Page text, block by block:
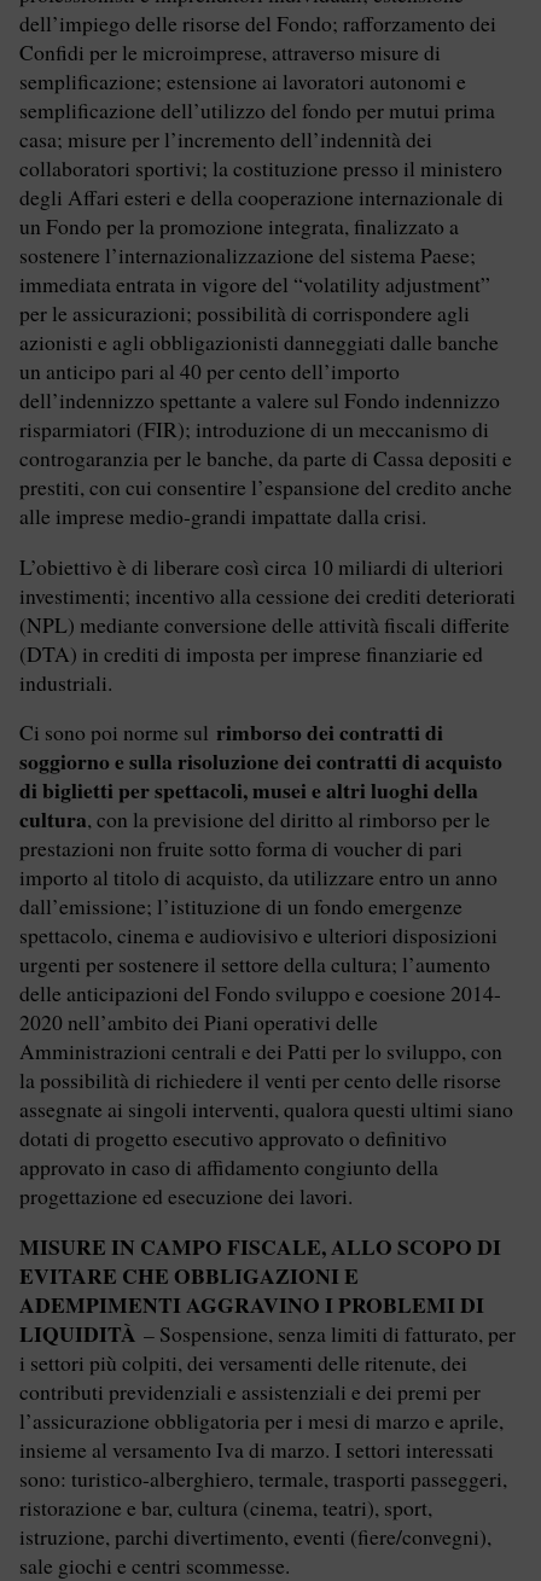
dell’impiego delle risorse del Fondo; rafforzamento dei
Confidi per le microimprese, attraverso misure di
semplificazione; estensione ai lavoratori autonomi e
semplificazione dell’utilizzo del fondo per mutui prima
casa; misure per l’incremento dell’indennità dei
collaboratori sportivi; la costituzione presso il ministero
degli Affari esteri e della cooperazione internazionale di
un Fondo per la promozione integrata, finalizzato a
sostenere l’internazionalizzazione del sistema Paese;
immediata entrata in vigore del “volatility adjustment”
per le assicurazioni; possibilità di corrispondere agli
azionisti e agli obbligazionisti danneggiati dalle banche
un anticipo pari al 40 per cento dell’importo
dell’indennizzo spettante a valere sul Fondo indennizzo
risparmiatori (FIR); introduzione di un meccanismo di
controgaranzia per le banche, da parte di Cassa depositi e
prestiti, con cui consentire l’espansione del credito anche
alle imprese medio-grandi impattate dalla crisi.
L’obiettivo è di liberare così circa 10 miliardi di ulteriori
investimenti; incentivo alla cessione dei crediti deteriorati
(NPL) mediante conversione delle attività fiscali differite
(DTA) in crediti di imposta per imprese finanziarie ed
industriali.
Ci sono poi norme sul rimborso dei contratti di
soggiorno e sulla risoluzione dei contratti di acquisto
di biglietti per spettacoli, musei e altri luoghi della
cultura, con la previsione del diritto al rimborso per le
prestazioni non fruite sotto forma di voucher di pari
importo al titolo di acquisto, da utilizzare entro un anno
dall’emissione; l’istituzione di un fondo emergenze
spettacolo, cinema e audiovisivo e ulteriori disposizioni
urgenti per sostenere il settore della cultura; l’aumento
delle anticipazioni del Fondo sviluppo e coesione 2014-
2020 nell’ambito dei Piani operativi delle
Amministrazioni centrali e dei Patti per lo sviluppo, con
la possibilità di richiedere il venti per cento delle risorse
assegnate ai singoli interventi, qualora questi ultimi siano
dotati di progetto esecutivo approvato o definitivo
approvato in caso di affidamento congiunto della
progettazione ed esecuzione dei lavori.
MISURE IN CAMPO FISCALE, ALLO SCOPO DI
EVITARE CHE OBBLIGAZIONI E
ADEMPIMENTI AGGRAVINO I PROBLEMI DI
LIQUIDITÀ – Sospensione, senza limiti di fatturato, per
i settori più colpiti, dei versamenti delle ritenute, dei
contributi previdenziali e assistenziali e dei premi per
l’assicurazione obbligatoria per i mesi di marzo e aprile,
insieme al versamento Iva di marzo. I settori interessati
sono: turistico-alberghiero, termale, trasporti passeggeri,
ristorazione e bar, cultura (cinema, teatri), sport,
istruzione, parchi divertimento, eventi (fiere/convegni),
sale giochi e centri scommesse.